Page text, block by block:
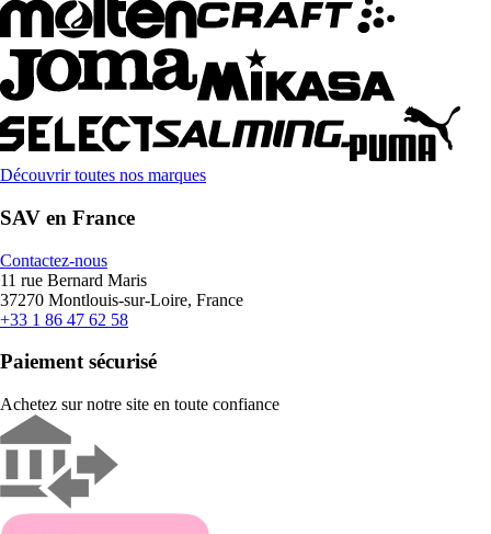
Découvrir toutes nos marques
SAV en France
Contactez-nous
11 rue Bernard Maris
37270 Montlouis-sur-Loire, France
+33 1 86 47 62 58
Paiement sécurisé
Achetez sur notre site en toute confiance